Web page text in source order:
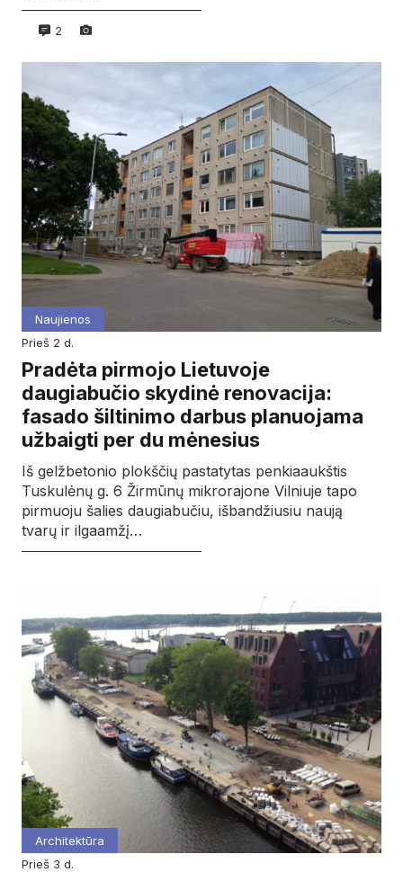
2
Naujienos
prieš 2 d.
Pradėta pirmojo Lietuvoje
daugiabučio skydinė renovacija:
fasado šiltinimo darbus planuojama
užbaigti per du mėnesius
Iš gelžbetonio plokščių pastatytas penkiaaukštis
Tuskulėnų g. 6 Žirmūnų mikrorajone Vilniuje tapo
pirmuoju šalies daugiabučiu, išbandžiusiu naują
tvarų ir ilgaamžį…
Architektūra
prieš 3 d.